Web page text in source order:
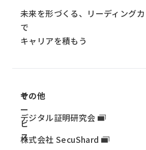
未来を形づくる、リーディング
で
キャリアを積もう
リ
ン
ク
サ
ー
ビ
ス
その他
デジタル証明研究会
株式会社 SecuShard